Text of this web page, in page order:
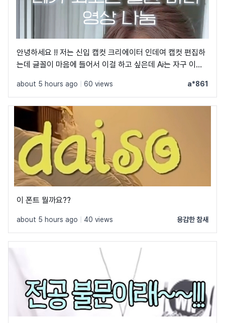
안녕하세요 !! 저는 신입 캡컷 크리에이터 인데여 캡컷 편집하
는데 글꼴이 마음에 들어서 이걸 하고 싶은데 Ai는 자구 이상
이 글꼴 가지고싶어요 ㅠ ㅂ ㅠ
about 5 hours ago 60 views a*861
이 폰트 뭘까요??
about 5 hours ago 40 views 용감한 참새